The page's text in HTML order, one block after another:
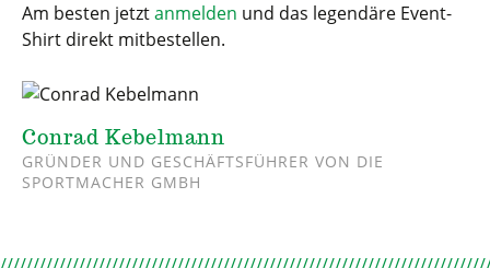
Am besten jetztanmelden und das legendäre Event-
Shirt direkt mitbestellen.
Conrad Kebelmann
GRÜNDER UND GESCHÄFTSFÜHRER VON DIE
SPORTMACHER GMBH